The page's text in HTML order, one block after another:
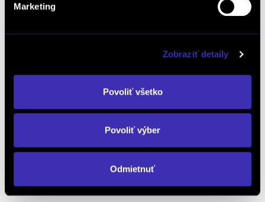
Marketing
Zobraziť detaily
Povoliť všetko
Povoliť výber
Odmietnuť
Odkiaľ ste sa o nás dozvedeli? *